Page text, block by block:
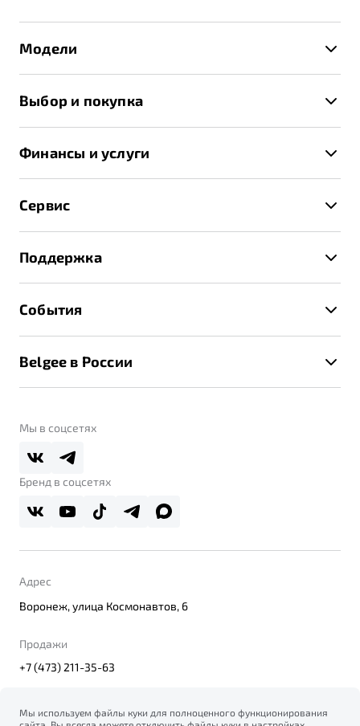
Модели
X70
Выбор и покупка
Записаться на тест-драйв
Получить предложение
Финансы и услуги
Страхование
Расчет КАСКО
Сервис
Техническое обслуживание
Калькулятор ТО
Поддержка
Помощь на дорогах
Belgee Линк
Belgee Плюс
Реферальная программа
События
Belgee в России
О дилерском центре
Правовая информация
Мы в соцсетях
Бренд в соцсетях
Адрес
Воронеж, улица Космонавтов, 6
Продажи
+7 (473) 211-35-63
Мы используем файлы куки для полноценного функционирования